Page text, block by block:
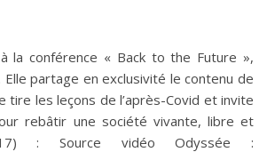
la conférence « Back to the Future »,
partage en exclusivité le contenu de
les leçons de l’après-Covid et invite
rebâtir une société vivante, libre et
: Source vidéo Odyssée :